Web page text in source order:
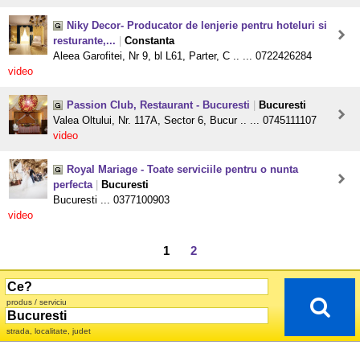
Niky Decor- Producator de lenjerie pentru hoteluri si
resturante,...
Constanta
Aleea Garofitei, Nr 9, bl L61, Parter, C .. ... 0722426284
video
Passion Club, Restaurant - Bucuresti
Bucuresti
Valea Oltului, Nr. 117A, Sector 6, Bucur .. ... 0745111107
video
Royal Mariage - Toate serviciile pentru o nunta
perfecta
Bucuresti
Bucuresti ... 0377100903
video
1 2
produs / serviciu
strada, localitate, judet